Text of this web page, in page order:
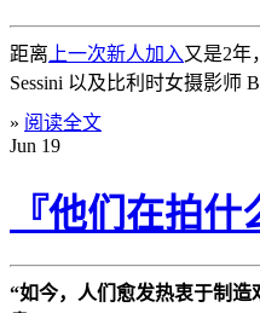
距离 上一次新人加入又是2年
Sessini 以及比利时女摄影师
» 阅读全文
Jun 19
『他们在拍
“如今，人们愈发热衷于制